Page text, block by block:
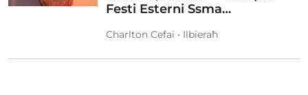
Festi Esterni Ssma…
Charlton Cefai • Ilbieraħ